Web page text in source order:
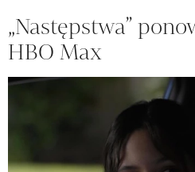
„Następstwa”
HBO Max